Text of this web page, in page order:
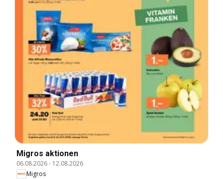
Migros aktionen
06.08.2026- 12.08.2026
Migros